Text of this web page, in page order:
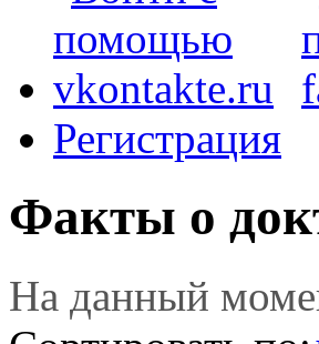
Регистрация
Факты о
На данный